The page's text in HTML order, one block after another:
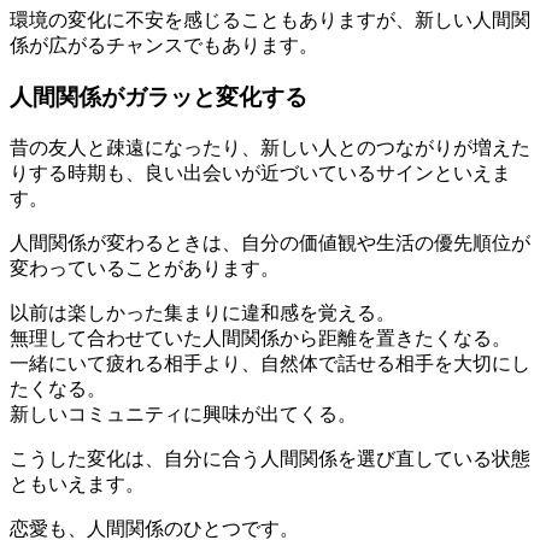
環境の変化に不安を感じることもありますが、新しい人間関
係が広がるチャンスでもあります。
人間関係がガラッと変化する
昔の友人と疎遠になったり、新しい人とのつながりが増えた
りする時期も、良い出会いが近づいているサインといえま
す。
人間関係が変わるときは、自分の価値観や生活の優先順位が
変わっていることがあります。
以前は楽しかった集まりに違和感を覚える。
無理して合わせていた人間関係から距離を置きたくなる。
一緒にいて疲れる相手より、自然体で話せる相手を大切にし
たくなる。
新しいコミュニティに興味が出てくる。
こうした変化は、自分に合う人間関係を選び直している状態
ともいえます。
恋愛も、人間関係のひとつです。